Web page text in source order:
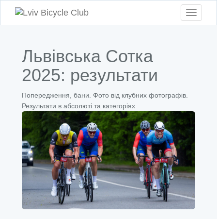
Toggle
Львівська Сотка
2025: результати
Попередження, бани. Фото від клубних фотографів.
Результати в абсолюті та категоріях